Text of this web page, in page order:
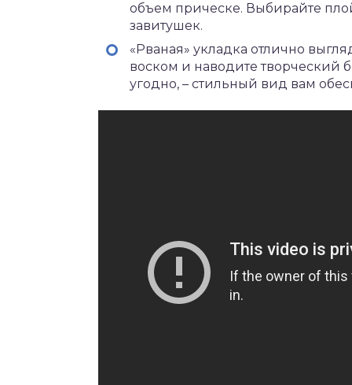
объем прическе. Выбирайте
завитушек.
«Рваная» укладка отлично
воском и наводите творческий
угодно, – стильный вид вам